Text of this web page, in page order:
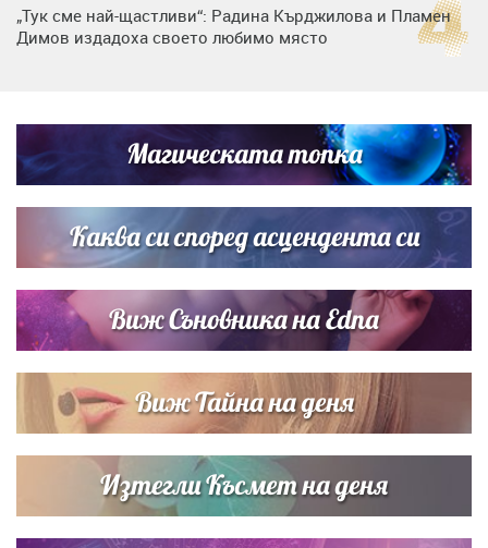
„Тук сме най-щастливи“: Радина Кърджилова и Пламен
Димов издадоха своето любимо място
Братя Аргирови я изненадаха с песен
Магическата топка
Каква си според асцендента си
Виж Съновника на Edna
Виж Тайна на деня
Изтегли Късмет на деня